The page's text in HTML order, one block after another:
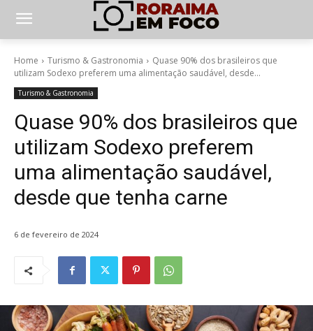
Home Turismo & Gastronomia
Quase 90% dos brasileiros que
utilizam Sodexo preferem uma alimentação saudável, desde...
Turismo & Gastronomia
Quase 90% dos brasileiros que
utilizam Sodexo preferem
uma alimentação saudável,
desde que tenha carne
6 de fevereiro de 2024